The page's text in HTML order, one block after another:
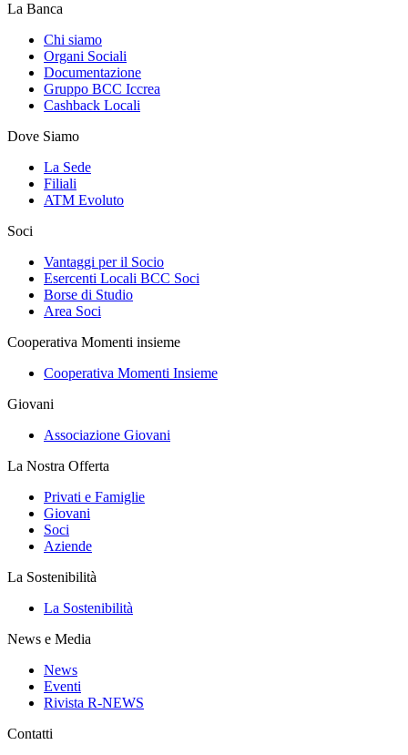
La Banca
Chi siamo
Organi Sociali
Documentazione
Gruppo BCC Iccrea
Cashback Locali
Dove Siamo
La Sede
Filiali
ATM Evoluto
Soci
Vantaggi per il Socio
Esercenti Locali BCC Soci
Borse di Studio
Area Soci
Cooperativa Momenti insieme
Cooperativa Momenti Insieme
Giovani
Associazione Giovani
La Nostra Offerta
Privati e Famiglie
Giovani
Soci
Aziende
La Sostenibilità
La Sostenibilità
News e Media
News
Eventi
Rivista R-NEWS
Contatti